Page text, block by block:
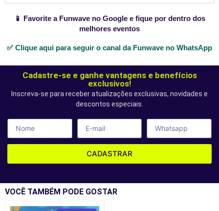
📱 Favorite a Funwave no Google e fique por dentro dos
melhores eventos
✅ Clique aqui para seguir o canal da Funwave no WhatsApp
Cadastre-se e ganhe vantagens e benefícios
exclusivos!
Inscreva-se para receber atualizações exclusivas, novidades e
descontos especiais.
CADASTRAR
VOCÊ TAMBÉM PODE GOSTAR